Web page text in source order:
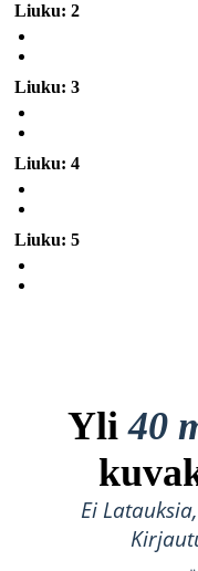
Liuku: 2
Liuku: 3
Liuku: 4
Liuku: 5
Yli40
Ei